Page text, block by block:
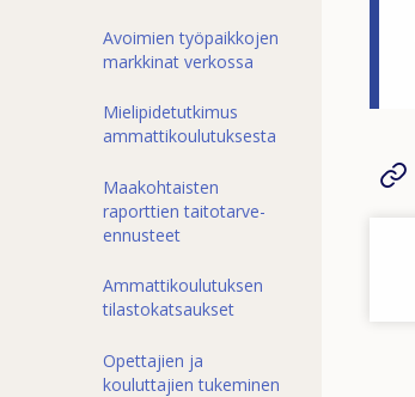
Avoimien työpaikkojen
markkinat verkossa
Mielipidetutkimus
ammattikoulutuksesta
Maakohtaisten
raporttien taitotarve-
ennusteet
Ammattikoulutuksen
tilastokatsaukset
Opettajien ja
kouluttajien tukeminen